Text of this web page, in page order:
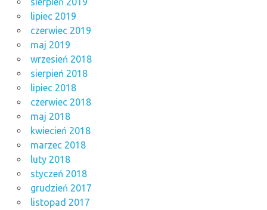
lipiec 2019
czerwiec 2019
maj 2019
wrzesień 2018
sierpień 2018
lipiec 2018
czerwiec 2018
maj 2018
kwiecień 2018
marzec 2018
luty 2018
styczeń 2018
grudzień 2017
listopad 2017